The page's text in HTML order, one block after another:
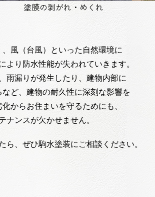
塗膜の剥がれ・めくれ
風（台風）といった自然環境に
より防水性能が失われていきます。
雨漏りが発生したり、建物内部に
ど、建物の耐久性に深刻な影響を
からお住まいを守るためにも、
ナンスが欠かせません。
ら、ぜひ駒水塗装にご相談ください。